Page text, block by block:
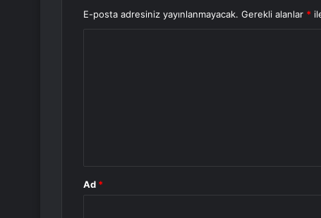
E-posta adresiniz yayınlanmayacak. Gerekli alanlar *
Ad *